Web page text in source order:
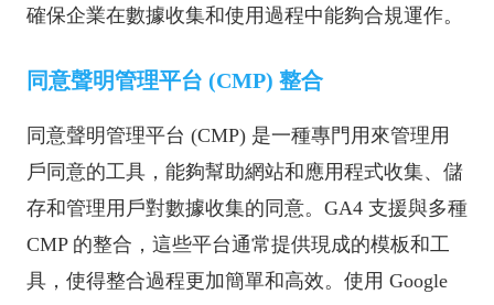
確保企業在數據收集和使用過程中能夠合規運作。
同意聲明管理平台 (CMP) 整合
同意聲明管理平台 (CMP) 是一種專門用來管理用
戶同意的工具，能夠幫助網站和應用程式收集、儲
存和管理用戶對數據收集的同意。GA4 支援與多種
CMP 的整合，這些平台通常提供現成的模板和工
具，使得整合過程更加簡單和高效。使用 Google